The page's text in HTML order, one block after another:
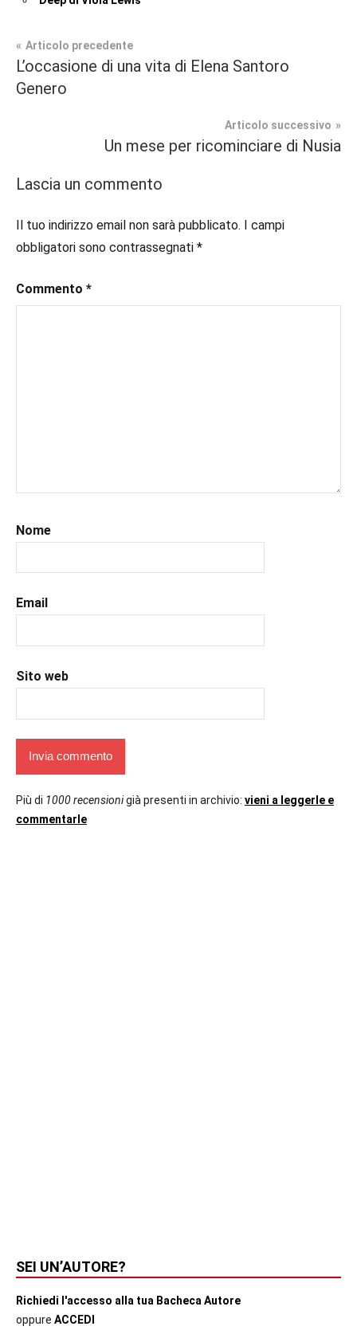
Tag
#blog
#consigliodilettura
#inspiration,
#instalibri,
#italianblogger
#kindle,
#romantic,
Contemporary
Romance
Navigazione
articoli
Articolo precedente
L’occasione di una vita di Elena Santoro
Genero
Articolo successivo
Un mese per ricominciare di Nusia
Lascia un commento
Il tuo indirizzo email non sarà pubblicato. I campi
obbligatori sono contrassegnati *
Commento *
Nome
Email
Sito web
Più di 1000 recensionigià presenti in archivio: vieni a leggerle e
commentarle
SEI UN’AUTORE?
Richiedi l'accesso alla tua Bacheca Autore
oppure ACCEDI